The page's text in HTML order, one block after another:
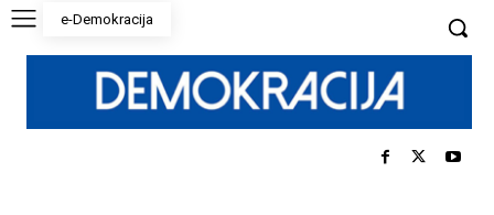
e-Demokracija